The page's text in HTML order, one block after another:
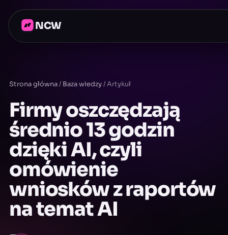
NCW
Strona główna/ Baza wiedzy/Artykuł
Firmy oszczędzają
średnio 13 godzin
dzięki AI, czyli
omówienie
wniosków z raportów
na temat AI